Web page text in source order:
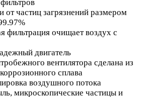
от частиц загрязнений размером
фильтрация очищает воздух с
двигатель
вентилятора сделана из
сплава
воздушного потока
микроскопические частицы и